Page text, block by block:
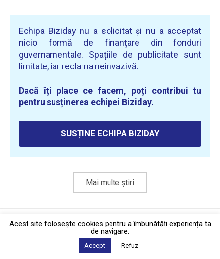
Echipa Biziday nu a solicitat și nu a acceptat
nicio formă de finanțare din fonduri
guvernamentale. Spațiile de publicitate sunt
limitate, iar reclama neinvazivă.
Dacă îți place ce facem, poți contribui tu
pentru susținerea echipei Biziday.
SUSȚINE ECHIPA BIZIDAY
Mai multe știri
Politica de confidențialitate·Contact
2026 © Biziday
Acest site foloseşte cookies pentru a îmbunătăți experiența ta
de navigare.
Accept Refuz